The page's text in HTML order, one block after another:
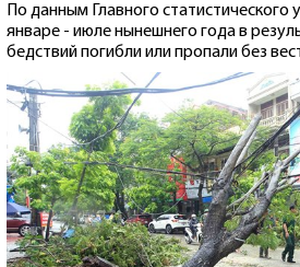
По данным Главного статистического
январе - июле нынешнего года в
бедствий погибли или пропали без